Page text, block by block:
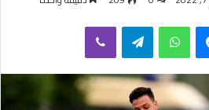
واتساب تيلقرام